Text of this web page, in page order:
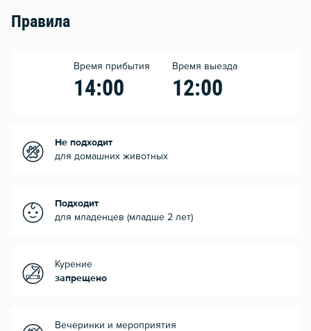
Правила
Время прибытия
14:00
Время выезда
12:00
Не подходит
для домашних животных
Подходит
для младенцев (младше 2 лет)
Курение
запрещено
Вечеринки и мероприятия